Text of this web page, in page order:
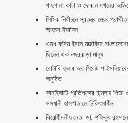
গাছপালা কাটা ও দোকান দখলের
সিসিক নির্বাচনে স্বতন্ত্র মেয়র
আহমদ ইয়াসিন
এমএ করিম ইবনে মচ্ছব্বির
ছিলেন এক নজরকাড়া মানুষ ‎
রোটারি ক্লাব অব সিলেট
অনুষ্ঠিত
কানাইঘাটে প্রতিপক্ষের হামলায়
ওসমানী হাসপাতালে চিকিৎসাধীন
বিরোধীদলীয় নেতা ডা. শফিকুর